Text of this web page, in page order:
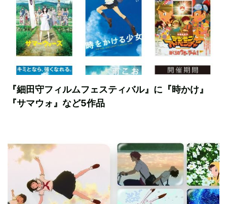
『細田守フィルムフェスティバル』に『時かけ』
『サマウォ』など5作品